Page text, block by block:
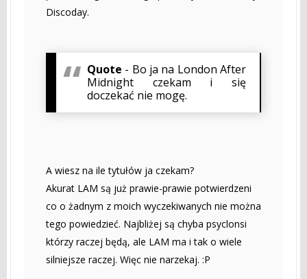
Discoday.
Quote - Bo ja na London After
Midnight czekam i się
doczekać nie mogę.
A wiesz na ile tytułów ja czekam?
Akurat LAM są już prawie-prawie potwierdzeni
co o żadnym z moich wyczekiwanych nie można
tego powiedzieć. Najbliżej są chyba psyclonsi
którzy raczej będą, ale LAM ma i tak o wiele
silniejsze raczej. Więc nie narzekaj. :P